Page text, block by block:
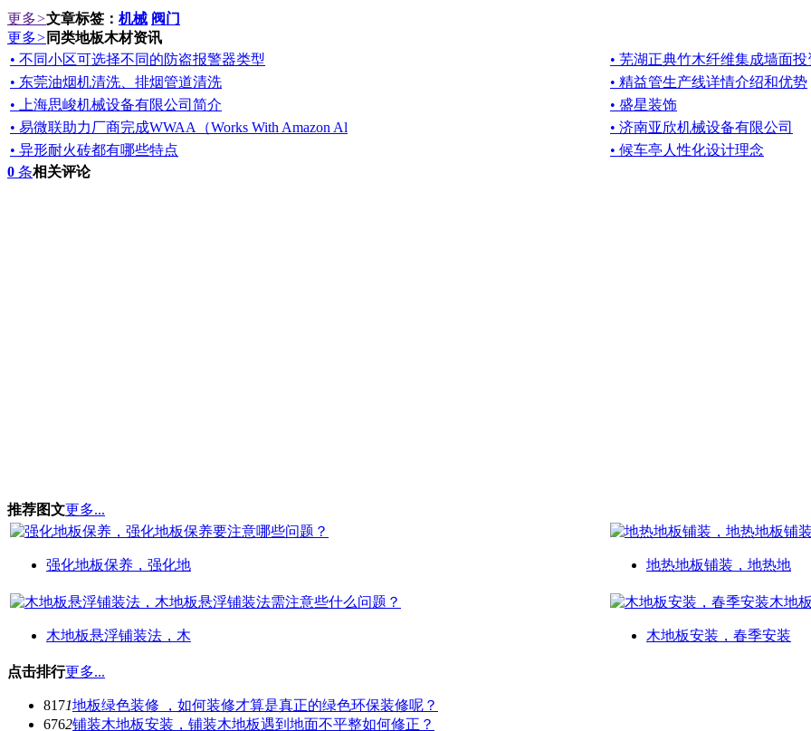
更多>文章标签： 机械 阀门
更多> 同类地板木材资讯
• 不同小区可选择不同的防盗报警器类型
• 芜湖正典竹木纤维集成墙面
• 东莞油烟机清洗、排烟管道清洗
• 精益管生产线详情介绍和优势
• 上海思峻机械设备有限公司简介
• 盛星装饰
• 易微联助力厂商完成WWAA（Works With Amazon Al
• 济南亚欣机械设备有限公司
• 异形耐火砖都有哪些特点
• 候车亭人性化设计理念
0 条相关评论
推荐图文更多...
强化地板保养，强化地 地热地板铺装，地热地
木地板悬浮铺装法，木 木地板安装，春季安装
点击排行更多...
8171地板绿色装修 ，如何装修才算是真正的绿色环保装修呢？
6762铺装木地板安装，铺装木地板遇到地面不平整如何修正？